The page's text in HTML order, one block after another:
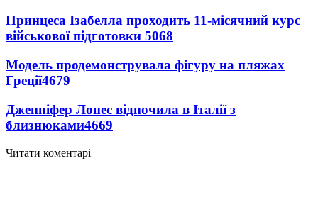
Принцеса Ізабелла проходить 11-місячний курс
військової підготовки 5068
Модель продемонструвала фігуру на пляжах
Греції4679
Дженніфер Лопес відпочила в Італії з
близнюками4669
Читати коментарі